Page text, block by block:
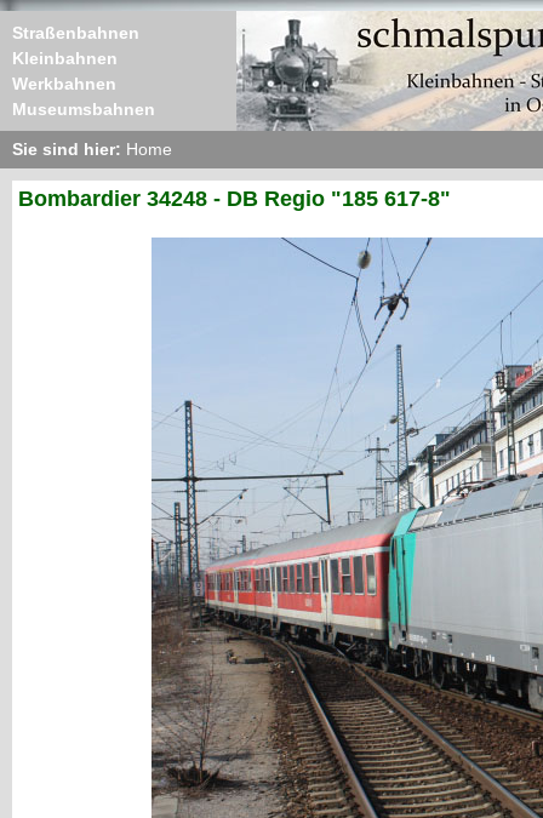
Straßenbahnen
Kleinbahnen
Werkbahnen
Museumsbahnen
Sie sind hier: Home
Bombardier 34248 - DB Regio "185 617-8"